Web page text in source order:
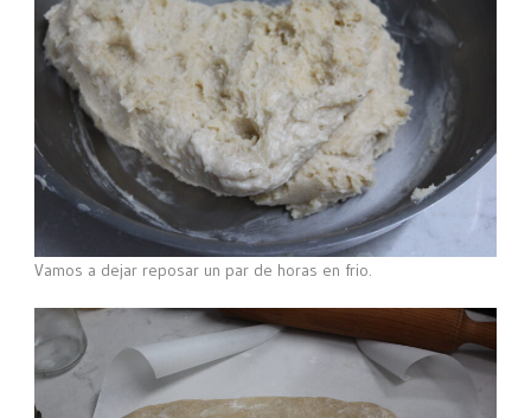
Vamos a dejar reposar un par de horas en frio.